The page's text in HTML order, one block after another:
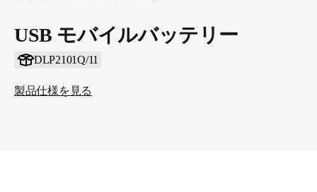
USB モバイルバッテリー
DLP2101Q/11
製品仕様を見る